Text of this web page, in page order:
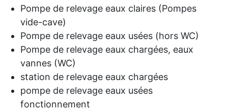
Pompe de relevage eaux claires (Pompes
vide-cave)
Pompe de relevage eaux usées (hors WC)
Pompe de relevage eaux chargées, eaux
vannes (WC)
station de relevage eaux chargées
pompe de relevage eaux usées
fonctionnement